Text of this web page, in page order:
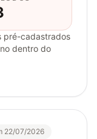
pré-cadastrados
dentro do
22/07/2026